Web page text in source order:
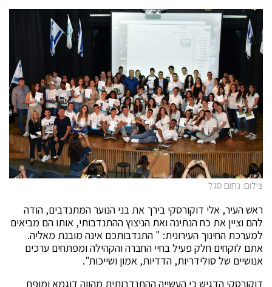
צילום: נחום סגל
ראש העיר, אלי דוקורסקי בירך את בני הנוער המתנדבים, הודה
להם וציין את כח הנתינה ואת הניצוץ ההתנדבותי, אותו הם מביאים
למערכת החינוך העירונית: " התנדבותכם אינה מובנת מאליה.
אתם לוקחים חלק פעיל בחיי החברה והקהילה ומפתחים ערכים
אנושיים של סולידריות, הדדיות, אמון ושייכות".
דוקורסקי הדגיש כי העשייה ההתנדבותית מהווה דוגמא ומופת